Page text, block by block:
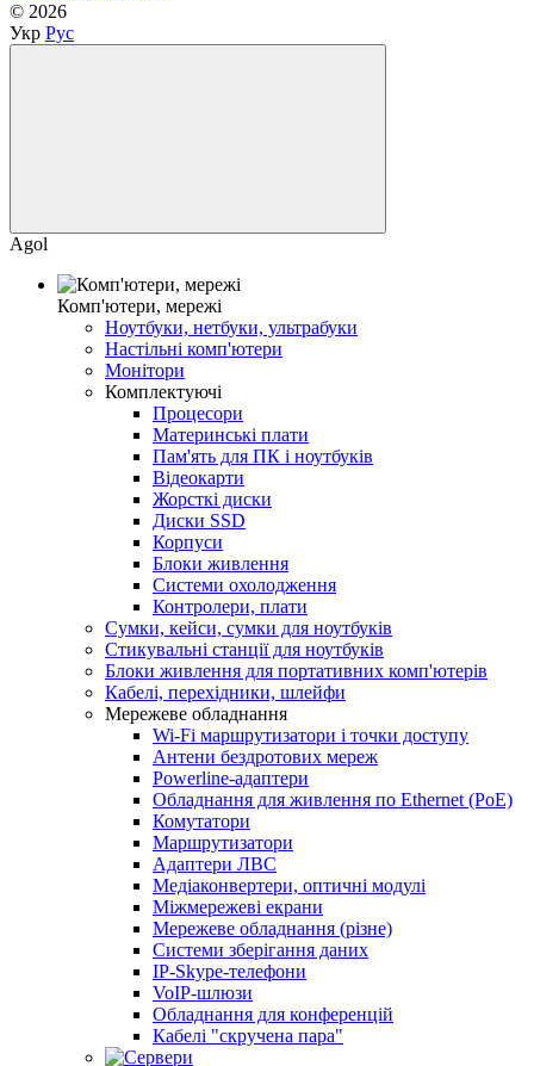
© 2026
Укр Рус
Agol
Комп'ютери, мережі
Ноутбуки, нетбуки, ультрабуки
Настільні комп'ютери
Монітори
Комплектуючі
Процесори
Материнські плати
Пам'ять для ПК і ноутбуків
Відеокарти
Жорсткі диски
Диски SSD
Корпуси
Блоки живлення
Системи охолодження
Контролери, плати
Сумки, кейси, сумки для ноутбуків
Стикувальні станції для ноутбуків
Блоки живлення для портативних комп'ютерів
Кабелі, перехідники, шлейфи
Мережеве обладнання
Wi-Fi маршрутизатори і точки доступу
Антени бездротових мереж
Powerline-адаптери
Обладнання для живлення по Ethernet (PoE)
Комутатори
Маршрутизатори
Адаптери ЛВС
Медіаконвертери, оптичні модулі
Міжмережеві екрани
Мережеве обладнання (різне)
Системи зберігання даних
IP-Skype-телефони
VoIP-шлюзи
Обладнання для конференцій
Кабелі "скручена пара"